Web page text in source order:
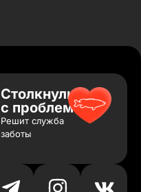
Столкнулись
с проблемой?
Решит служба
заботы